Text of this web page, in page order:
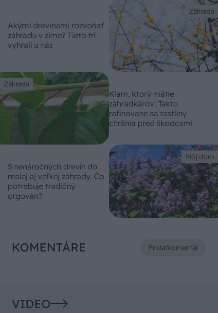
Záhrada
Akými drevinami rozvoňať
záhradu v zime? Tieto tri
vyhrali u nás
Záhrada
Klam, ktorý mätie
záhradkárov: Takto
rafinovane sa rastliny
chránia pred škodcami
Môj dom
5 nenáročných drevín do
malej aj veľkej záhrady. Čo
potrebuje tradičný
orgován?
KOMENTÁRE Pridaťkomentár
VIDEO